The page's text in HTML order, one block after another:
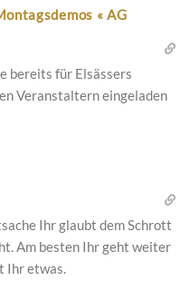
« AG
bereits für Elsässers
Veranstaltern eingeladen
Ihr glaubt dem Schrott
Am besten Ihr geht weiter
Ihr etwas.